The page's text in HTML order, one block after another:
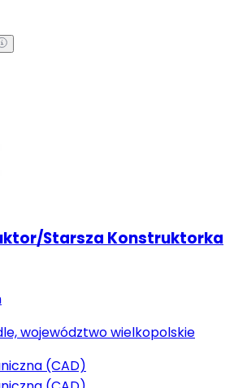
Starsza Konstruktorka
województwo wielkopolskie
(CAD)